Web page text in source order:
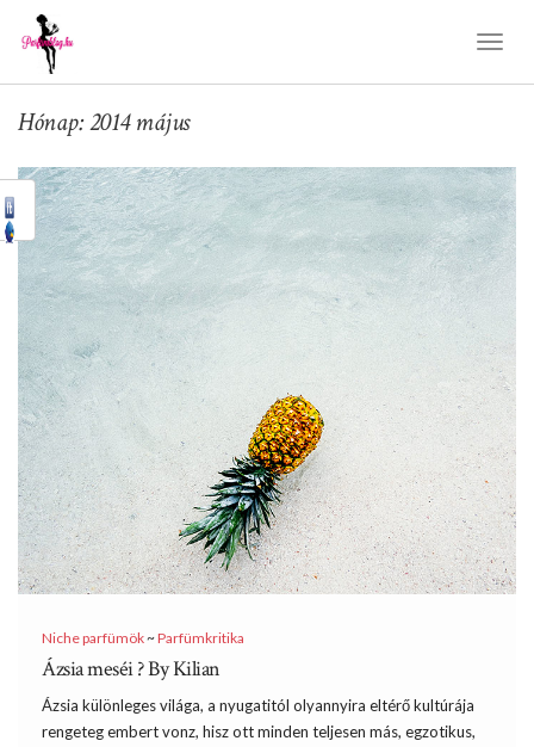
Hónap: 2014 május
Niche parfümök~Parfümkritika
Ázsia meséi ? By Kilian
Ázsia különleges világa, a nyugatitól olyannyira eltérő kultúrája
rengeteg embert vonz, hisz ott minden teljesen más, egzotikus,